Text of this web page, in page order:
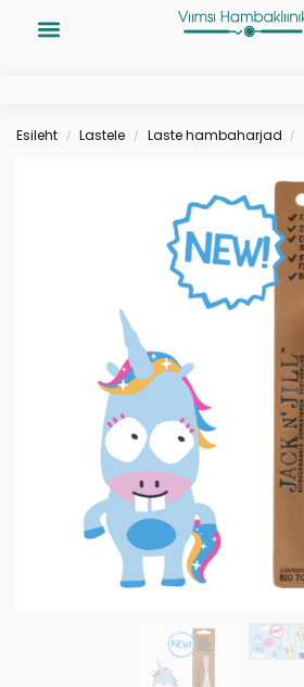
Esileht / Lastele / Laste hambaharjad /